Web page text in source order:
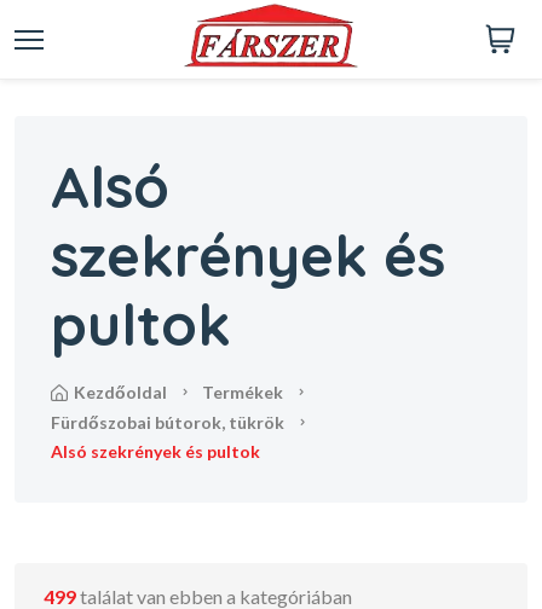
Alsó
szekrények és
pultok
kezdőoldal
termékek
fürdőszobai bútorok, tükrök
alsó szekrények és pultok
499találat van ebben a kategóriában